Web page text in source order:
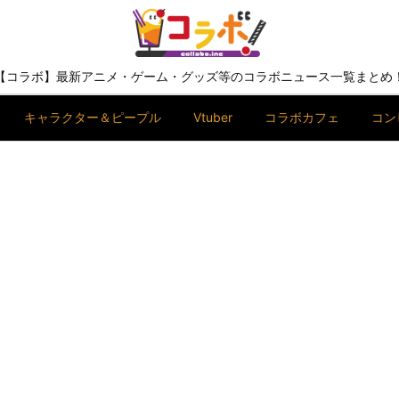
【コラボ】最新アニメ・ゲーム・グッズ等のコラボニュース一覧まとめ！
キャラクター＆ピープル Vtuber コラボカフェ コ